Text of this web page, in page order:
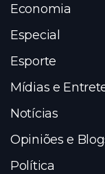
Economia
Especial
Esporte
Mídias e
Notícias
Opiniões e
Política